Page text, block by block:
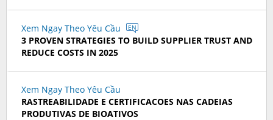
Xem Ngay Theo Yêu Cầu EN
3 PROVEN STRATEGIES TO BUILD SUPPLIER TRUST AND
REDUCE COSTS IN 2025
Xem Ngay Theo Yêu Cầu
RASTREABILIDADE E CERTIFICACOES NAS CADEIAS
PRODUTIVAS DE BIOATIVOS